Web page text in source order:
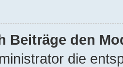
Beiträge den
die